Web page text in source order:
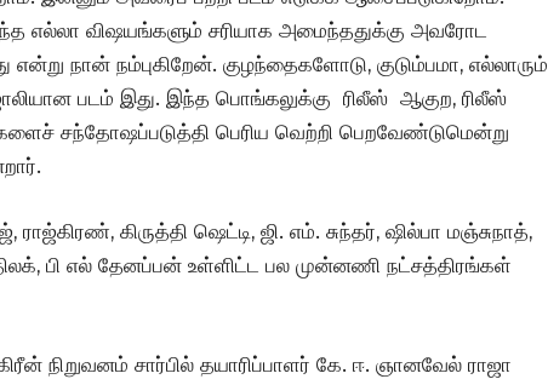
இந்த எல்லா விஷயங்களும் சரியாக அமைந்ததுக்கு அவரோட
என்று நான் நம்புகிறேன். குழந்தைகளோடு, குடும்பமா, எல்லாரும்
ஜாலியான படம் இது. இந்த பொங்கலுக்கு ரிலீஸ் ஆகுற, ரிலீஸ்
சந்தோஷப்படுத்தி பெரிய வெற்றி பெறவேண்டுமென்று
கிருத்தி ஷெட்டி, ஜி. எம். சுந்தர், ஷில்பா மஞ்சுநாத்,
பி எல் தேனப்பன் உள்ளிட்ட பல முன்னணி நட்சத்திரங்கள்
நிறுவனம் சார்பில் தயாரிப்பாளர் கே. ஈ. ஞானவேல் ராஜா